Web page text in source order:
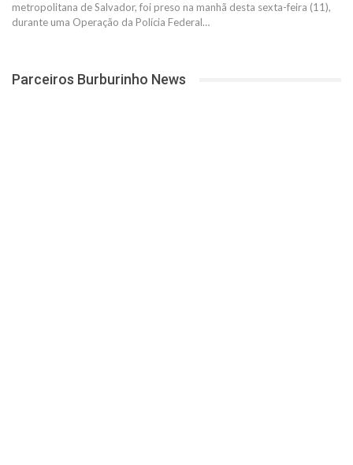
metropolitana de Salvador, foi preso na manhã desta sexta-feira (11),
durante uma Operação da Polícia Federal…
Parceiros Burburinho News